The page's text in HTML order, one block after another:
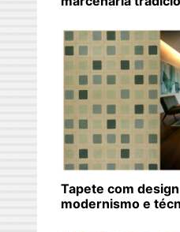
Tapete com
modernismo e